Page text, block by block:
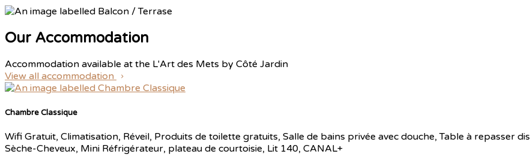
Our Accommodation
Accommodation available at the L'Art des Mets by Côté Jardin
View all accommodation
Chambre Classique
Wifi Gratuit, Climatisation, Réveil, Produits de toilette gratuits, Salle de bains privée avec douche, Table à repasser
Sèche-Cheveux, Mini Réfrigérateur, plateau de courtoisie, Lit 140, CANAL+